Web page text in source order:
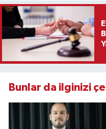
Bunlar da ilginizi